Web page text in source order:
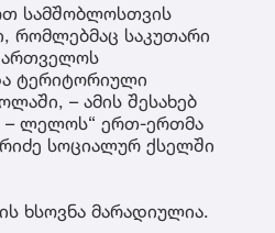
სამშობლოსთვის
რომლებმაც საკუთარი
ტერიტორიული
– ამის შესახებ
– ლელოს“ ერთ-ერთმა
სოციალურ ქსელში
ხსოვნა მარადიულია.